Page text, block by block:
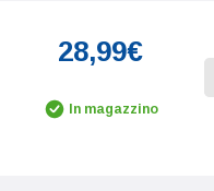
28,99€
In magazzino